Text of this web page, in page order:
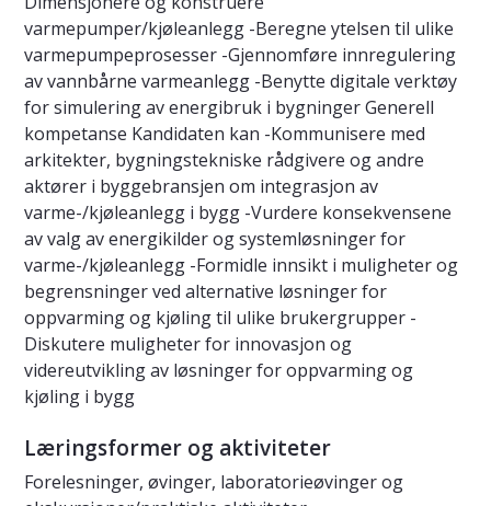
varmepumper/kjøleanlegg -Beregne ytelsen til ulike
varmepumpeprosesser -Gjennomføre innregulering
av vannbårne varmeanlegg -Benytte digitale verktøy
for simulering av energibruk i bygninger Generell
kompetanse Kandidaten kan -Kommunisere med
arkitekter, bygningstekniske rådgivere og andre
aktører i byggebransjen om integrasjon av
varme-/kjøleanlegg i bygg -Vurdere konsekvensene
av valg av energikilder og systemløsninger for
varme-/kjøleanlegg -Formidle innsikt i muligheter og
begrensninger ved alternative løsninger for
oppvarming og kjøling til ulike brukergrupper -
Diskutere muligheter for innovasjon og
videreutvikling av løsninger for oppvarming og
kjøling i bygg
Læringsformer og aktiviteter
Forelesninger, øvinger, laboratorieøvinger og